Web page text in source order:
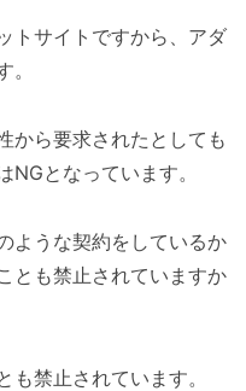
トサイトですから、アダ
から要求されたとしても
となっています。
ような契約をしているか
とも禁止されていますか
禁止されています。